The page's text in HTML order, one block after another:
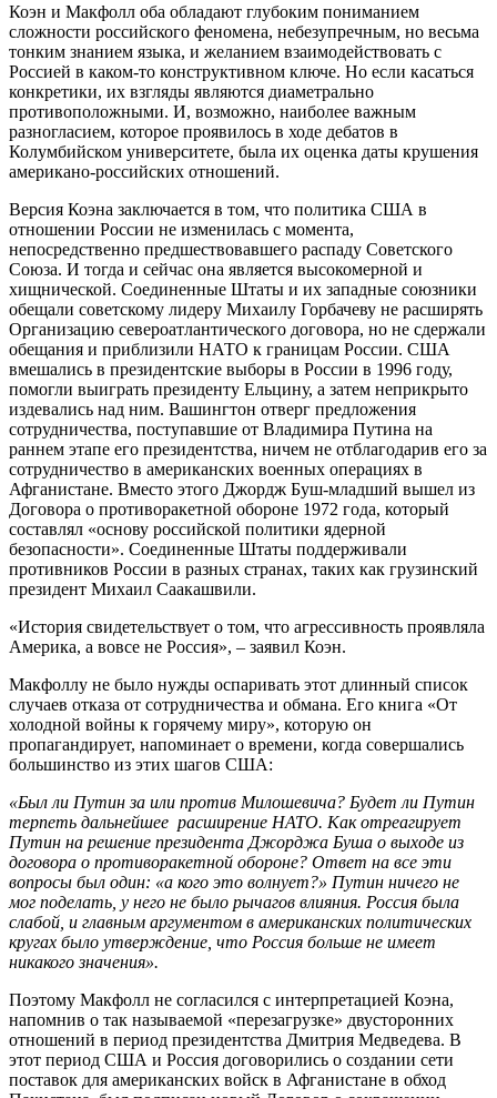
Коэн и Макфолл оба обладают глубоким пониманием
сложности российского феномена, небезупречным, но весьма
тонким знанием языка, и желанием взаимодействовать с
Россией в каком-то конструктивном ключе. Но если касаться
конкретики, их взгляды являются диаметрально
противоположными. И, возможно, наиболее важным
разногласием, которое проявилось в ходе дебатов в
Колумбийском университете, была их оценка даты крушения
американо-российских отношений.
Версия Коэна заключается в том, что политика США в
отношении России не изменилась с момента,
непосредственно предшествовавшего распаду Советского
Союза. И тогда и сейчас она является высокомерной и
хищнической. Соединенные Штаты и их западные союзники
обещали советскому лидеру Михаилу Горбачеву не расширять
Организацию североатлантического договора, но не сдержали
обещания и приблизили НАТО к границам России. США
вмешались в президентские выборы в России в 1996 году,
помогли выиграть президенту Ельцину, а затем неприкрыто
издевались над ним. Вашингтон отверг предложения
сотрудничества, поступавшие от Владимира Путина на
раннем этапе его президентства, ничем не отблагодарив его за
сотрудничество в американских военных операциях в
Афганистане. Вместо этого Джордж Буш-младший вышел из
Договора о противоракетной обороне 1972 года, который
составлял «основу российской политики ядерной
безопасности». Соединенные Штаты поддерживали
противников России в разных странах, таких как грузинский
президент Михаил Саакашвили.
«История свидетельствует о том, что агрессивность проявляла
Америка, а вовсе не Россия», – заявил Коэн.
Макфоллу не было нужды оспаривать этот длинный список
случаев отказа от сотрудничества и обмана. Его книга «От
холодной войны к горячему миру», которую он
пропагандирует, напоминает о времени, когда совершались
большинство из этих шагов США:
«Был ли Путин за или против Милошевича? Будет ли Путин
терпеть дальнейшее расширение НАТО. Как отреагирует
Путин на решение президента Джорджа Буша о выходе из
договора о противоракетной обороне? Ответ на все эти
вопросы был один: «а кого это волнует?» Путин ничего не
мог поделать, у него не было рычагов влияния. Россия была
слабой, и главным аргументом в американских политических
кругах было утверждение, что Россия больше не имеет
никакого значения».
Поэтому Макфолл не согласился с интерпретацией Коэна,
напомнив о так называемой «перезагрузке» двусторонних
отношений в период президентства Дмитрия Медведева. В
этот период США и Россия договорились о создании сети
поставок для американских войск в Афганистане в обход